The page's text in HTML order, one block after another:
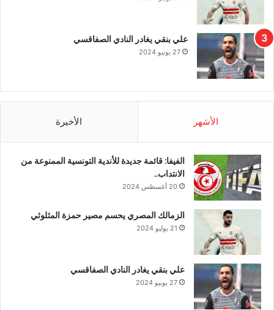
علي بنقي يغادر النادي الصفاقسي
27 يونيو 2024
الأشهر الأخيرة
الفيفا: قائمة جديدة للأندية التونسية الممنوعة من
الانتداب..
20 أغسطس 2024
الزمالك المصري يحسم مصير حمزة المثلوثي
21 يوليو 2024
علي بنقي يغادر النادي الصفاقسي
27 يونيو 2024